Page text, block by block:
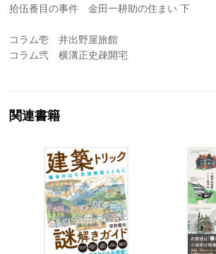
拾伍番目の事件 金田一耕助の住まい 下
コラム壱 井出野屋旅館
コラム弐 横溝正史疎開宅
関連書籍